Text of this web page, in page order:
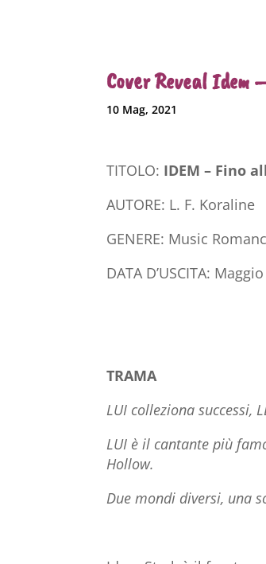
Cover Reveal Idem
10 Mag, 2021
TITOLO: IDEM – Fino
AUTORE: L. F. Koraline
GENERE: Music
DATA D’USCITA:
TRAMA
LUI colleziona successi,
LUI è il cantante più
Hollow.
Due mondi diversi, una